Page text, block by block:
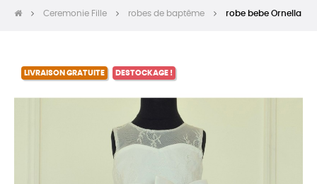
Ceremonie Fille robes de baptême robe bebe Ornella
LIVRAISON GRATUITE DESTOCKAGE !